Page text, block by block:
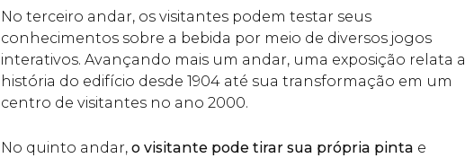
No terceiro andar, os visitantes podem testar seus
conhecimentos sobre a bebida por meio de diversos jogos
interativos. Avançando mais um andar, uma exposição relata a
história do edifício desde 1904 até sua transformação em um
centro de visitantes no ano 2000.
No quinto andar, o visitante pode tirar sua própria pinta e